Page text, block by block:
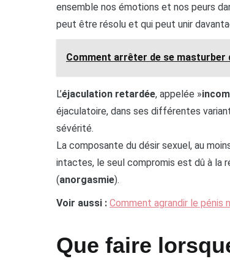
ensemble nos émotions et nos peurs
peut être résolu et qui peut unir
Comment arrêter de se masturber
L’éjaculation retardée, appelée »
éjaculatoire, dans ses différentes
sévérité.
La composante du désir sexuel, au
intactes, le seul compromis est dû à la
(anorgasmie).
Voir aussi : Comment agrandir le pénis
Que faire